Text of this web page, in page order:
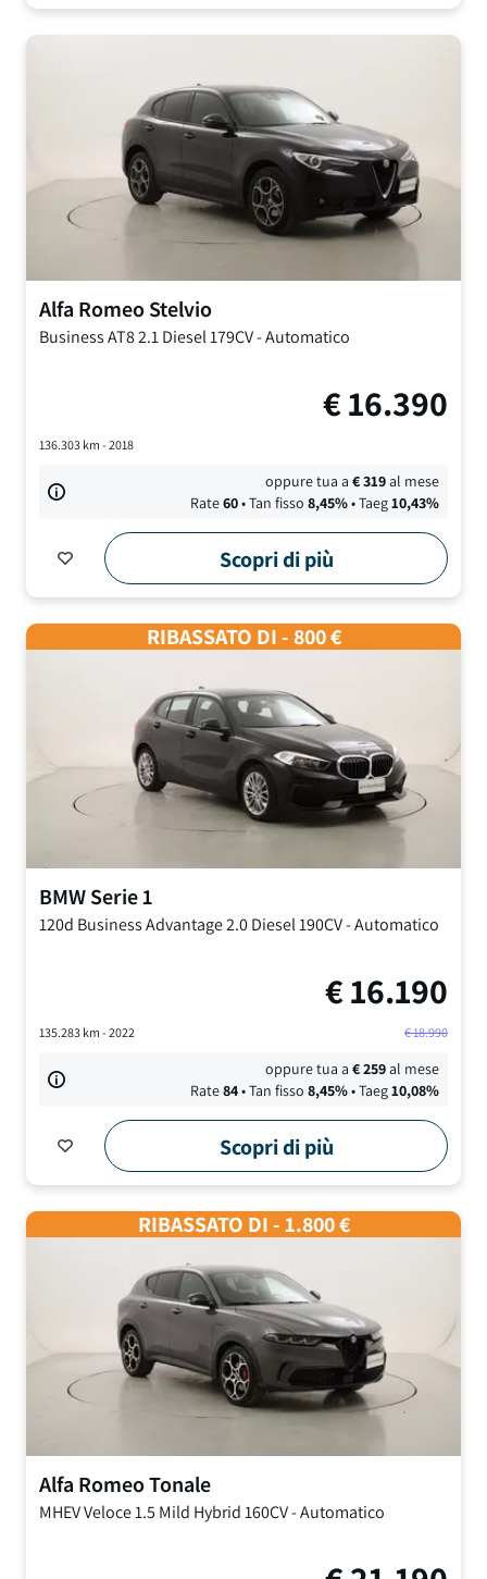
Alfa RomeoStelvio
Business AT82.1 Diesel 179CV-Automatico
€16.390
136.303km - 2018
oppure tua a€319al mese
Rate60• Tan fisso 8,45%• Taeg10,43%
Scopri di più
RIBASSATO DI - 800 €
BMWSerie 1
120d Business Advantage2.0 Diesel 190CV-Automatico
€16.190
135.283km - 2022 €18.990
oppure tua a€259al mese
Rate84• Tan fisso 8,45%• Taeg10,08%
Scopri di più
RIBASSATO DI - 1.800 €
Alfa RomeoTonale
MHEV Veloce1.5 Mild Hybrid 160CV-Automatico